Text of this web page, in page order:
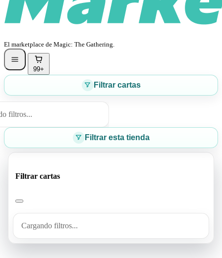
El marketplace de Magic: The Gathering.
99+
Filtrar cartas
filtros...
Filtrar esta tienda
Filtrar cartas
Cargando filtros...